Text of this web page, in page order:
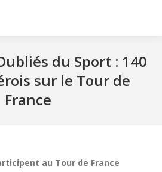
du Sport : 140
sur le Tour de
France
au Tour de France